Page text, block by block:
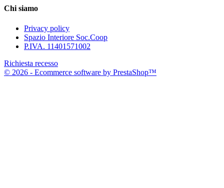
Chi siamo
Privacy policy
Spazio Interiore Soc.Coop
P.IVA. 11401571002
Richiesta recesso
© 2026 - Ecommerce software by PrestaShop™